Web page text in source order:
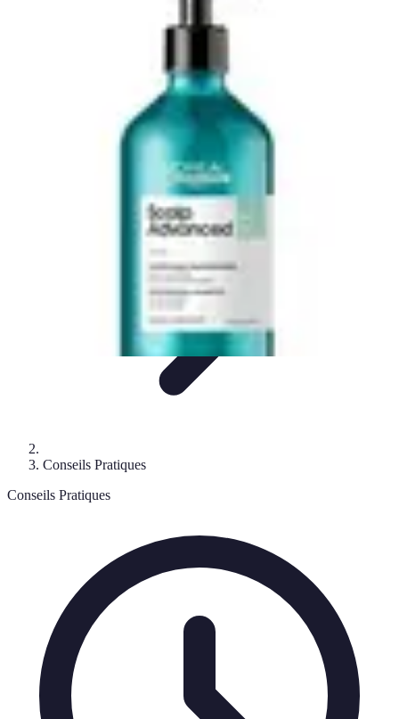
Astuces PratiquesMéditation et
Astuces Anti Stress
Conseils Pratiques
Conseils Pratiques